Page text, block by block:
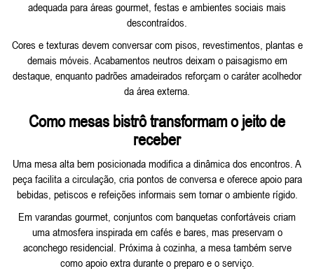
adequada para áreas gourmet, festas e ambientes sociais mais
descontraídos.
Cores e texturas devem conversar com pisos, revestimentos, plantas e
demais móveis. Acabamentos neutros deixam o paisagismo em
destaque, enquanto padrões amadeirados reforçam o caráter acolhedor
da área externa.
Como mesas bistrô transformam o jeito de
receber
Uma mesa alta bem posicionada modifica a dinâmica dos encontros. A
peça facilita a circulação, cria pontos de conversa e oferece apoio para
bebidas, petiscos e refeições informais sem tornar o ambiente rígido.
Em varandas gourmet, conjuntos com banquetas confortáveis criam
uma atmosfera inspirada em cafés e bares, mas preservam o
aconchego residencial. Próxima à cozinha, a mesa também serve
como apoio extra durante o preparo e o serviço.